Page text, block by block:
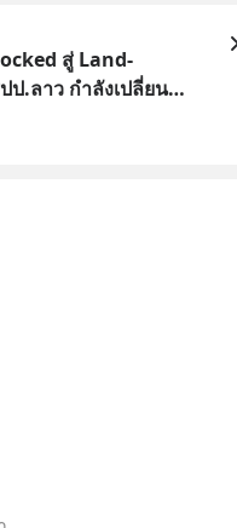
สู่ Land-
.ลาว กำลังเปลี่ยน
งผ่าน” สู่ “ศูนย์กลาง